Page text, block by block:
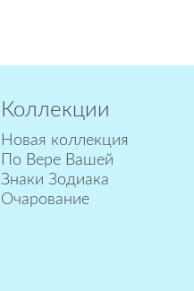
Коллекции
Новая коллекция
По Вере Вашей
Знаки Зодиака
Очарование